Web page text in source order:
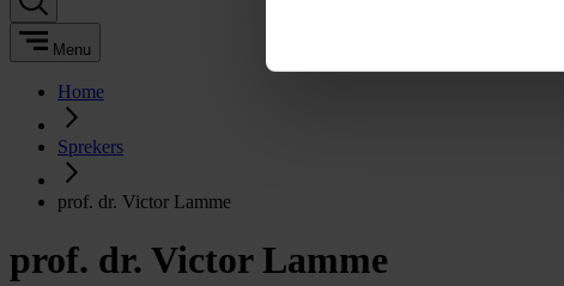
Menu
Home
Sprekers
prof. dr. Victor Lamme
prof. dr. Victor Lamme